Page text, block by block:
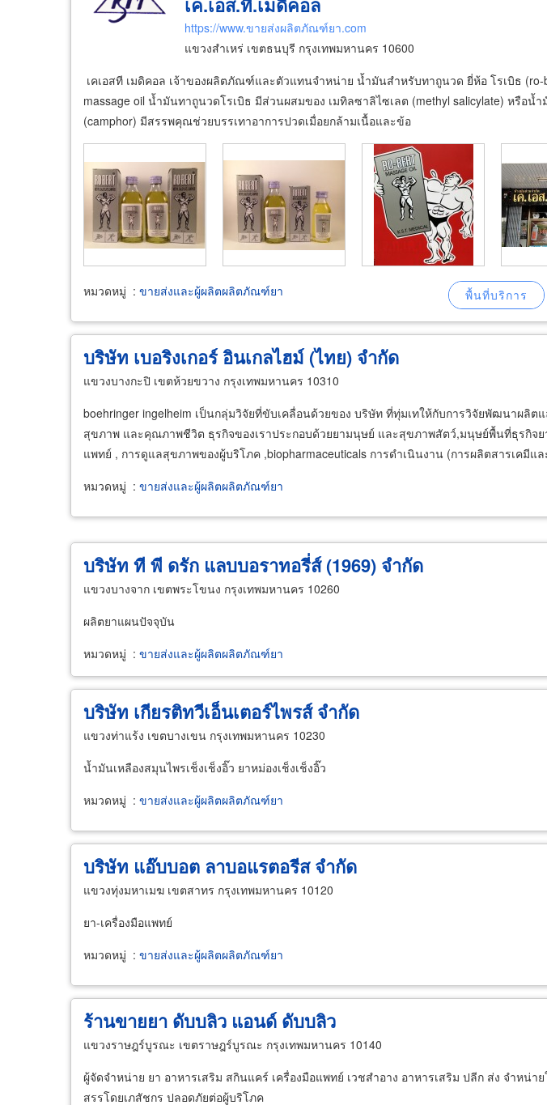
https://www.ขายส่งผลิตภัณฑ์ยา.com
แขวงสำเหร่ เขตธนบุรี กรุงเทพมหานคร 10600
เคเอสที เมดิคอล เจ้าของผลิตภัณฑ์และตัวแทนจำหน่าย น้ำมันสำหรับทาถูนวด ยี่ห้อ โรเบิธ
massage oil น้ำมันทาถูนวดโรเบิธ มีส่วนผสมของ เมทิลซาลิไซเลต (methyl salicylate) หรือน้
(camphor) มีสรรพคุณช่วยบรรเทาอาการปวดเมื่อยกล้ามเนื้อและข้อ
หมวดหมู่ : ขายส่งและผู้ผลิตผลิตภัณฑ์ยา
บริษัท เบอริงเกอร์ อินเกลไฮม์ (ไทย) จำกัด
แขวงบางกะปิ เขตห้วยขวาง กรุงเทพมหานคร 10310
boehringer ingelheim เป็นกลุ่มวิจัยที่ขับเคลื่อนด้วยของ บริษัท ที่ทุ่มเทให้กับการวิจัยพัฒนาผลิต
สุขภาพ และคุณภาพชีวิต ธุรกิจของเราประกอบด้วยยามนุษย์ และสุขภาพสัตว์,มนุษย์พื้นที่ธุรกิจ
แพทย์ , การดูแลสุขภาพของผู้บริโภค ,biopharmaceuticals การดำเนินงาน (การผลิตสารเคมีแ
หมวดหมู่ : ขายส่งและผู้ผลิตผลิตภัณฑ์ยา
บริษัท ที พี ดรัก แลบบอราทอรี่ส์ (1969) จำกัด
แขวงบางจาก เขตพระโขนง กรุงเทพมหานคร 10260
ผลิตยาแผนปัจจุบัน
หมวดหมู่ : ขายส่งและผู้ผลิตผลิตภัณฑ์ยา
บริษัท เกียรติทวีเอ็นเตอร์ไพรส์ จำกัด
แขวงท่าแร้ง เขตบางเขน กรุงเทพมหานคร 10230
น้ำมันเหลืองสมุนไพรเช็งเช็งอิ๊ว ยาหม่องเช็งเช็งอิ๊ว
หมวดหมู่ : ขายส่งและผู้ผลิตผลิตภัณฑ์ยา
บริษัท แอ๊บบอต ลาบอแรตอรีส จำกัด
แขวงทุ่งมหาเมฆ เขตสาทร กรุงเทพมหานคร 10120
ยา-เครื่องมือแพทย์
หมวดหมู่ : ขายส่งและผู้ผลิตผลิตภัณฑ์ยา
ร้านขายยา ดับบลิว แอนด์ ดับบลิว
แขวงราษฎร์บูรณะ เขตราษฎร์บูรณะ กรุงเทพมหานคร 10140
ผู้จัดจำหน่าย ยา อาหารเสริม สกินแคร์ เครื่องมือแพทย์ เวชสำอาง อาหารเสริม ปลีก ส่ง จำหน่
สรรโดยเภสัชกร ปลอดภัยต่อผู้บริโภค